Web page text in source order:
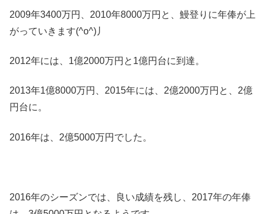
2009年3400万円、2010年8000万円と、鰻登りに年俸が上
がっていきます(^o^)丿
2012年には、1億2000万円と1億円台に到達。
2013年1億8000万円、2015年には、2億2000万円と、2億
円台に。
2016年は、2億5000万円でした。
2016年のシーズンでは、良い成績を残し、2017年の年俸